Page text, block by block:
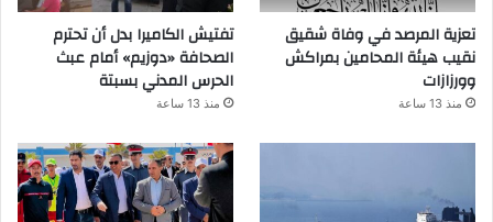
تعزية المرصد في وفاة شقيق
نقيب هيئة المحامين بمراكش
وورزازات
منذ 13 ساعة
تفتيش الكاميرا بدل أن تحترم
الصحافة «دوزيم» أمام عبث
الحرس المدني بسبتة
منذ 13 ساعة